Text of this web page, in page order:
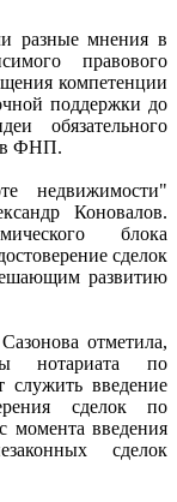
разные мнения в
правового
компетенции
поддержки до
обязательного
в ФНП.
недвижимости"
Коновалов.
блока
сделок
развитию
отметила,
нотариата по
служить введение
сделок по
введения
сделок